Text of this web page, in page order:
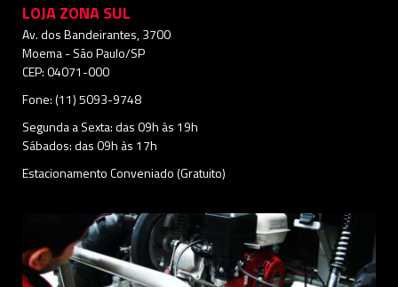
LOJA ZONA SUL
Av. dos Bandeirantes, 3700
Moema - São Paulo/SP
CEP: 04071-000
Fone: (11) 5093-9748
Segunda a Sexta: das 09h às 19h
Sábados: das 09h às 17h
Estacionamento Conveniado (Gratuito)